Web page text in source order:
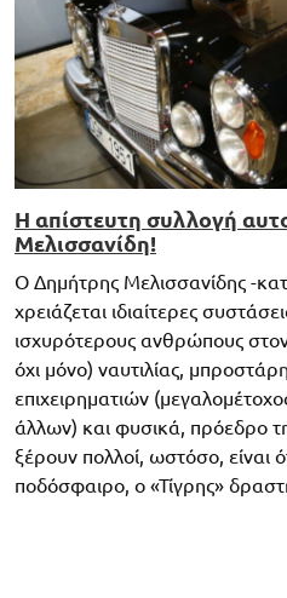
H απίστευτη συλλογή
Μελισσανίδη!
Ο Δημήτρης Μελισσανίδης -
χρειάζεται ιδιαίτερες
ισχυρότερους ανθρώπους
όχι μόνο) ναυτιλίας,
επιχειρηματιών
άλλων) και φυσικά, πρόεδρο
ξέρουν πολλοί, ωστόσο, είναι
ποδόσφαιρο, ο «Τίγρης»